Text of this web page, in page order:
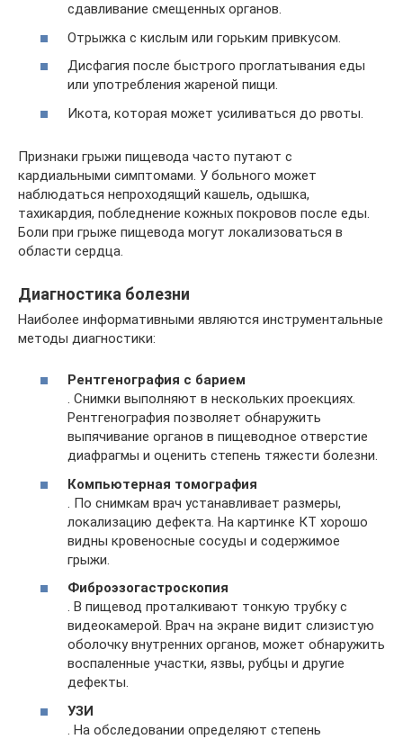
сдавливание смещенных органов.
Отрыжка с кислым или горьким привкусом.
Дисфагия после быстрого проглатывания еды
или употребления жареной пищи.
Икота, которая может усиливаться до рвоты.
Признаки грыжи пищевода часто путают с
кардиальными симптомами. У больного может
наблюдаться непроходящий кашель, одышка,
тахикардия, побледнение кожных покровов после еды.
Боли при грыже пищевода могут локализоваться в
области сердца.
Диагностика болезни
Наиболее информативными являются инструментальные
методы диагностики:
Рентгенография с барием
. Снимки выполняют в нескольких проекциях.
Рентгенография позволяет обнаружить
выпячивание органов в пищеводное отверстие
диафрагмы и оценить степень тяжести болезни.
Компьютерная томография
. По снимкам врач устанавливает размеры,
локализацию дефекта. На картинке КТ хорошо
видны кровеносные сосуды и содержимое
грыжи.
Фиброэзогастроскопия
. В пищевод проталкивают тонкую трубку с
видеокамерой. Врач на экране видит слизистую
оболочку внутренних органов, может обнаружить
воспаленные участки, язвы, рубцы и другие
дефекты.
УЗИ
. На обследовании определяют степень